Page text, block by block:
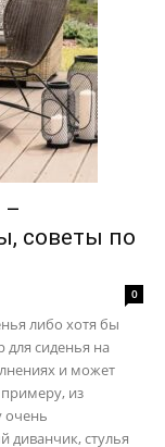
–
советы по
0
либо хотя бы
сиденья на
и может
из
очень
диванчик, стулья